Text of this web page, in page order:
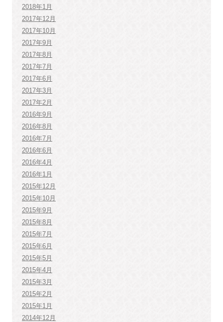
2018年1月
2017年12月
2017年10月
2017年9月
2017年8月
2017年7月
2017年6月
2017年3月
2017年2月
2016年9月
2016年8月
2016年7月
2016年6月
2016年4月
2016年1月
2015年12月
2015年10月
2015年9月
2015年8月
2015年7月
2015年6月
2015年5月
2015年4月
2015年3月
2015年2月
2015年1月
2014年12月